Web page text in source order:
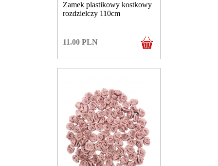
Zamek plastikowy kostkowy
rozdzielczy 110cm
11.00 PLN